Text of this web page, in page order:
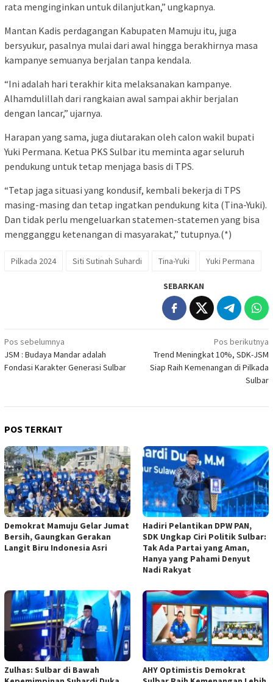
rata menginginkan untuk dilanjutkan,” ungkapnya.
Mantan Kadis perdagangan Kabupaten Mamuju itu, juga
bersyukur, pasalnya mulai dari awal hingga berakhirnya masa
kampanye semuanya berjalan tanpa kendala.
“Ini adalah hari terakhir kita melaksanakan kampanye.
Alhamdulillah dari rangkaian awal sampai akhir berjalan
dengan lancar,” ujarnya.
Harapan yang sama, juga diutarakan oleh calon wakil bupati
Yuki Permana. Ketua PKS Sulbar itu meminta agar seluruh
pendukung untuk tetap menjaga basis di TPS.
“Tetap jaga situasi yang kondusif, kembali bekerja di TPS
masing-masing dan tetap ingatkan pendukung kita (Tina-Yuki).
Dan tidak perlu mengeluarkan statemen-statemen yang bisa
mengganggu ketenangan di masyarakat,” tutupnya.(*)
Pilkada 2024 Siti Sutinah Suhardi Tina-Yuki Yuki Permana
SEBARKAN
Navigasi
pos
Pos sebelumnya
JSM : Budaya Mandar adalah
Fondasi Karakter Generasi Sulbar
Pos berikutnya
Trend Meningkat 10%, SDK-JSM
Siap Raih Kemenangan di Pilkada
Sulbar
POS TERKAIT
Demokrat Mamuju Gelar Jumat
Bersih, Gaungkan Gerakan
Langit Biru Indonesia Asri
Hadiri Pelantikan DPW PAN,
SDK Ungkap Ciri Politik Sulbar:
Tak Ada Partai yang Aman,
Hanya yang Pahami Denyut
Nadi Rakyat
Zulhas: Sulbar di Bawah
AHY Optimistis Demokrat